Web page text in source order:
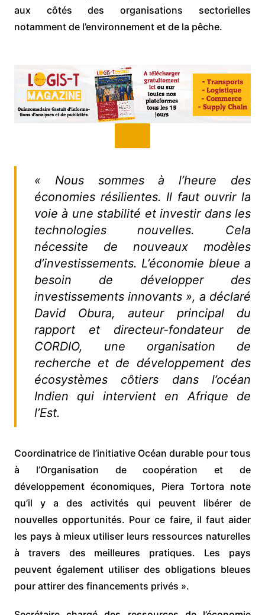
aux côtés des organisations sectorielles
notamment de l’environnement et de la pêche.
« Nous sommes à l’heure des
économies résilientes. Il faut ouvrir la
voie à une stabilité et investir dans les
technologies nouvelles. Cela
nécessite de nouveaux modèles
d’investissements. L’économie bleue a
besoin de développer des
investissements innovants », a déclaré
David Obura, auteur principal du
rapport et directeur-fondateur de
CORDIO, une organisation de
recherche et de développement des
écosystèmes côtiers dans l’océan
Indien qui intervient en Afrique de
l’Est.
Coordinatrice de l’initiative Océan durable pour tous
à l’Organisation de coopération et de
développement économiques, Piera Tortora note
qu’il y a des activités qui peuvent libérer de
nouvelles opportunités. Pour ce faire, il faut aider
les pays à mieux utiliser leurs ressources naturelles
à travers des meilleures pratiques. Les pays
peuvent également utiliser des obligations bleues
pour attirer des financements privés ».